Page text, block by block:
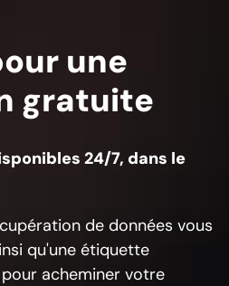
une
gratuite
24/7, dans le
de données vous
qu'une étiquette
acheminer votre